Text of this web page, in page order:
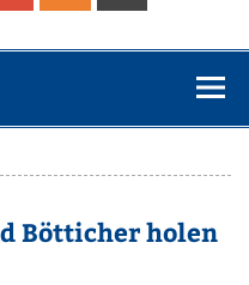
Bötticher holen